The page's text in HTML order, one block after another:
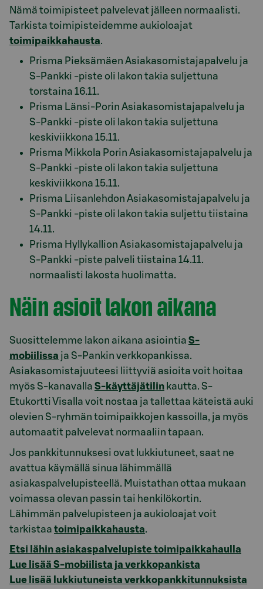
Nämä toimipisteet palvelevat jälleen normaalisti.
Tarkista toimipisteidemme aukioloajat
toimipaikkahausta.
Prisma Pieksämäen Asiakasomistajapalvelu ja
S-Pankki -piste oli lakon takia suljettuna
torstaina 16.11.
Prisma Länsi-Porin Asiakasomistajapalvelu ja
S-Pankki -piste oli lakon takia suljettuna
keskiviikkona 15.11.
Prisma Mikkola Porin Asiakasomistajapalvelu ja
S-Pankki -piste oli lakon takia suljettuna
keskiviikkona 15.11.
Prisma Liisanlehdon Asiakasomistajapalvelu ja
S-Pankki -piste oli lakon takia suljettu tiistaina
14.11.
Prisma Hyllykallion Asiakasomistajapalvelu ja
S-Pankki -piste palveli tiistaina 14.11.
normaalisti lakosta huolimatta.
Näin asioit lakon aikana
Suosittelemme lakon aikana asiointia S-
mobiilissa ja S-Pankin verkkopankissa.
Asiakasomistajuuteesi liittyviä asioita voit hoitaa
myös S-kanavalla S-käyttäjätilin kautta. S-
Etukortti Visalla voit nostaa ja tallettaa käteistä auki
olevien S-ryhmän toimipaikkojen kassoilla, ja myös
automaatit palvelevat normaaliin tapaan.
Jos pankkitunnuksesi ovat lukkiutuneet, saat ne
avattua käymällä sinua lähimmällä
asiakaspalvelupisteellä. Muistathan ottaa mukaan
voimassa olevan passin tai henkilökortin.
Lähimmän palvelupisteen ja aukioloajat voit
tarkistaa toimipaikkahausta.
Etsi lähin asiakaspalvelupiste toimipaikkahaulla
Lue lisää S-mobiilista ja verkkopankista
Lue lisää lukkiutuneista verkkopankkitunnuksista